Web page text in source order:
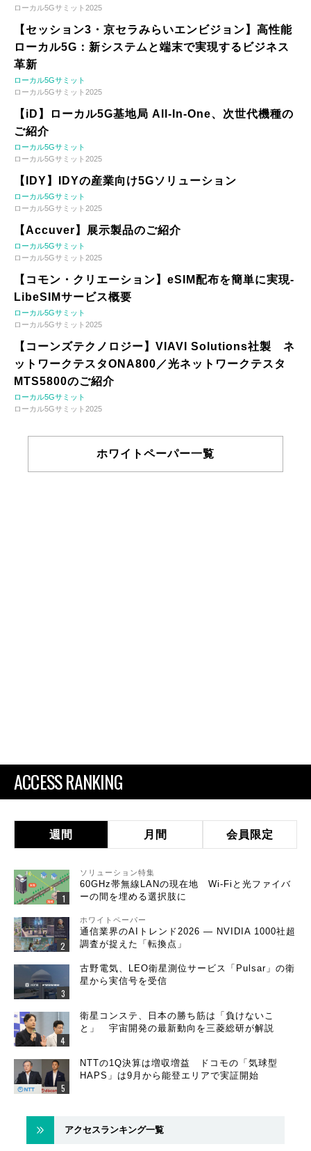
ローカル5Gサミット2025
【セッション3・京セラみらいエンビジョン】高性能
ローカル5G：新システムと端末で実現するビジネス
革新
ローカル5Gサミット
ローカル5Gサミット2025
【iD】ローカル5G基地局 All-In-One、次世代機種の
ご紹介
ローカル5Gサミット
ローカル5Gサミット2025
【IDY】IDYの産業向け5Gソリューション
ローカル5Gサミット
ローカル5Gサミット2025
【Accuver】展示製品のご紹介
ローカル5Gサミット
ローカル5Gサミット2025
【コモン・クリエーション】eSIM配布を簡単に実現-
LibeSIMサービス概要
ローカル5Gサミット
ローカル5Gサミット2025
【コーンズテクノロジー】VIAVI Solutions社製 ネ
ットワークテスタONA800／光ネットワークテスタ
MTS5800のご紹介
ローカル5Gサミット
ローカル5Gサミット2025
ホワイトペーパー一覧
ACCESS RANKING
週間 月間 会員限定
ソリューション特集
60GHz帯無線LANの現在地 Wi-Fiと光ファイバ
ーの間を埋める選択肢に
ホワイトペーパー
通信業界のAIトレンド2026 ― NVIDIA 1000社超
調査が捉えた「転換点」
古野電気、LEO衛星測位サービス「Pulsar」の衛
星から実信号を受信
衛星コンステ、日本の勝ち筋は「負けないこ
と」 宇宙開発の最新動向を三菱総研が解説
NTTの1Q決算は増収増益 ドコモの「気球型
HAPS」は9月から能登エリアで実証開始
アクセスランキング一覧